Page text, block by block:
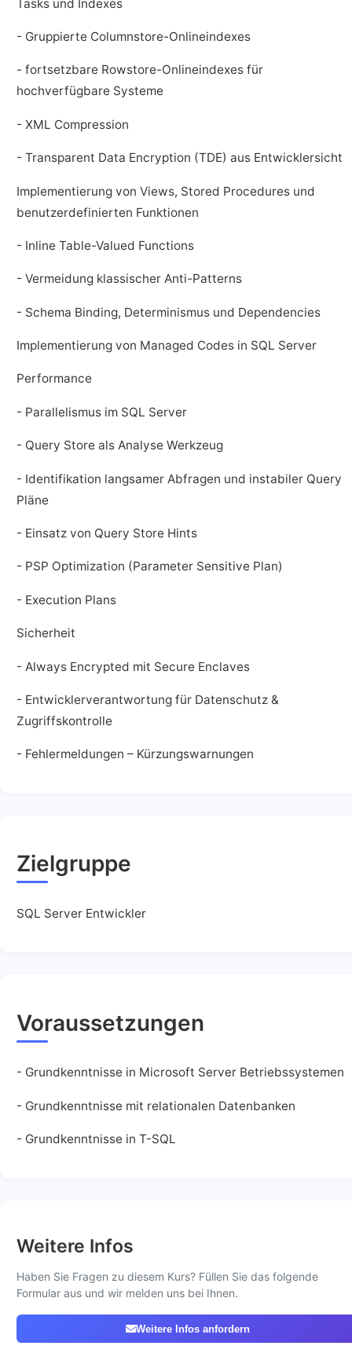
Tasks und Indexes
- Gruppierte Columnstore-Onlineindexes
- fortsetzbare Rowstore-Onlineindexes für
hochverfügbare Systeme
- XML Compression
- Transparent Data Encryption (TDE) aus Entwicklersicht
Implementierung von Views, Stored Procedures und
benutzerdefinierten Funktionen
- Inline Table-Valued Functions
- Vermeidung klassischer Anti-Patterns
- Schema Binding, Determinismus und Dependencies
Implementierung von Managed Codes in SQL Server
Performance
- Parallelismus im SQL Server
- Query Store als Analyse Werkzeug
- Identifikation langsamer Abfragen und instabiler Query
Pläne
- Einsatz von Query Store Hints
- PSP Optimization (Parameter Sensitive Plan)
- Execution Plans
Sicherheit
- Always Encrypted mit Secure Enclaves
- Entwicklerverantwortung für Datenschutz &
Zugriffskontrolle
- Fehlermeldungen – Kürzungswarnungen
Zielgruppe
SQL Server Entwickler
Voraussetzungen
- Grundkenntnisse in Microsoft Server Betriebssystemen
- Grundkenntnisse mit relationalen Datenbanken
- Grundkenntnisse in T-SQL
Weitere Infos
Haben Sie Fragen zu diesem Kurs? Füllen Sie das folgende
Formular aus und wir melden uns bei Ihnen.
Weitere Infos anfordern